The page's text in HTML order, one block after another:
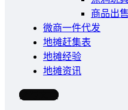
商品出售
微商一件代发
地摊赶集表
地摊经验
地摊资讯
写文章